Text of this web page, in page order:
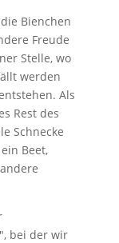
Bienchen
Freude
Stelle, wo
werden
Als
Rest des
Schnecke
Beet,
bei der wir